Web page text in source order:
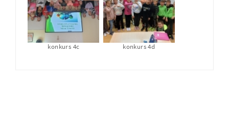
konkurs 4c konkurs 4d